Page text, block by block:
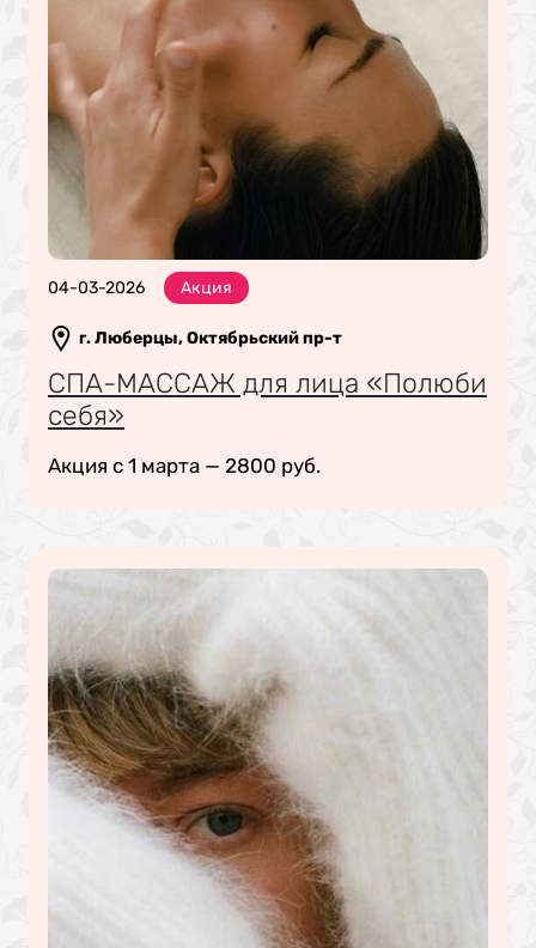
04-03-2026 Акция
г. Люберцы, Октябрьский пр-т
СПА-МАССАЖ для лица «Полюби
себя»
Акция с 1 марта — 2800 руб.